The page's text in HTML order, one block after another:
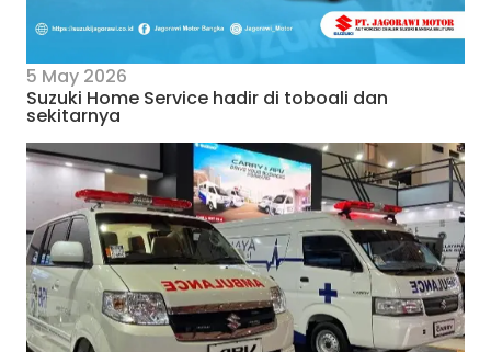
5 May 2026
Suzuki Home Service hadir di toboali dan
sekitarnya